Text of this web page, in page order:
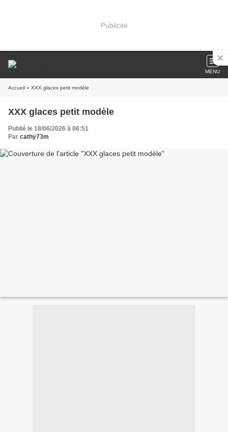
Publicité
MENU
Accueil » XXX glaces petit modèle
XXX glaces petit modèle
Publié le 18/06/2026 à 06:51
Par cathy73m